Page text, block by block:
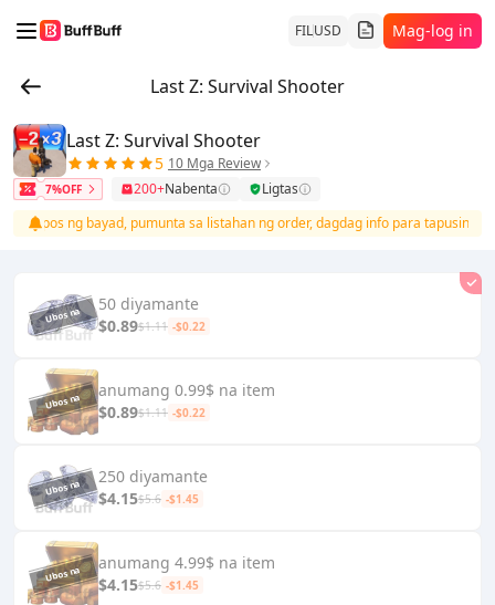
FILUSD Mag-log in
Last Z: Survival Shooter
Last Z: Survival Shooter
5 10 Mga Review
7%OFF 200+Nabenta
Ligtas
ng bayad, pumunta sa listahan ng order, dagdag info para tapusin ang
50 diyamante
$0.89$1.11 -$0.22
anumang 0.99$ na item
$0.89$1.11 -$0.22
250 diyamante
$4.15$5.6 -$1.45
anumang 4.99$ na item
$4.15$5.6 -$1.45